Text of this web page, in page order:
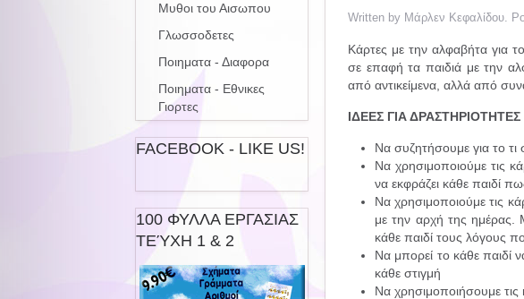
Written by Μάρλεν Κεφαλίδου.
Κάρτες με την αλφαβήτα για
σε επαφή τα παιδιά με την
από αντικείμενα, αλλά από
ΙΔΕΕΣ ΓΙΑ ΔΡΑΣΤΗΡΙΟΤΗΤΕΣ
Να συζητήσουμε για το τι
Να χρησιμοποιούμε τις
να εκφράζει κάθε παιδί
Να χρησιμοποιούμε τις
με την αρχή της ημέρας.
κάθε παιδί τους λόγους
Να μπορεί το κάθε παιδί
κάθε στιγμή
Να χρησιμοποιήσουμε τις
Μυθοι του Αισωπου
Γλωσσοδετες
Ποιηματα - Διαφορα
Ποιηματα - Εθνικες
Γιορτες
FACEBOOK - LIKE US!
100 ΦΥΛΛΑ ΕΡΓΑΣΙΑΣ
ΤΕΎΧΗ 1 & 2